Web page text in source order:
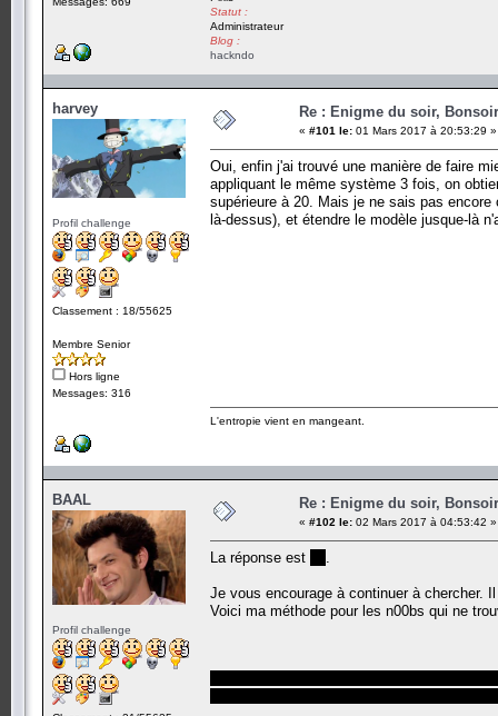
Statut :
Administrateur
Blog :
hackndo
harvey
Profil challenge
Classement : 18/55625
Membre Senior
Hors ligne
Messages: 316
Re : Enigme du soir,
« #101 le: 01 Mars 2017 à 20:53:29 »
Oui, enfin j'ai trouvé une manière de faire
appliquant le même système 3 fois, on
supérieure à 20. Mais je ne sais pas
là-dessus), et étendre le modèle jusque-là
L'entropie vient en mangeant.
BAAL
Profil challenge
Re : Enigme du soir,
« #102 le: 02 Mars 2017 à 04:53:42 »
La réponse est
Je vous encourage à continuer à chercher.
Voici ma méthode pour les n00bs qui ne